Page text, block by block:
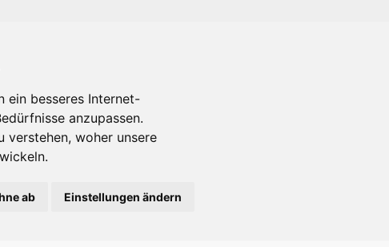
ein besseres Internet-
anzupassen.
verstehen, woher unsere
ab Einstellungen ändern
Es gibt uns auch in